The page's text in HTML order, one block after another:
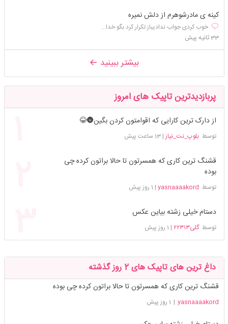
کینه ی مادرشوهرم از دلش نمیره
خوب کردی جواب ندادیباز تکرار کرد بگو خدا...
33 ثانیه پیش
بیشتر ببینید
پربازدیدترین تاپیک های امروز
از دارک ترین کارایی که اقوامتون کردن بگین🌚😂
توسطبلوپ_نت_نیاز |13 ساعت پیش
قشنگ ترین کاری که همسرتون تا حالا براتون کرده چی
بوده
توسط yasnaaaakord
| 1 روز پیش
دستام خیلی زشته بیاین عکس
توسطگلی۲۲۳۱۳ | 1 روز پیش
داغ ترین های تاپیک های 2 روز گذشته
قشنگ ترین کاری که همسرتون تا حالا براتون کرده چی بوده
yasnaaaakord
| 1 روز پیش